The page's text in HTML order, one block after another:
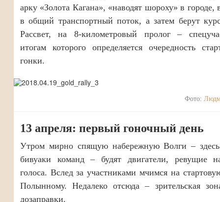
арку «Золота Кагана», «наводят шороху» в городе,
в общий транспортный поток, а затем берут
Рассвет, на 8-километровый пролог –
итогам которого определяется очередность
гонки.
Фото:
13 апреля: первый гоночный день
Утром мирно спящую набережную Волги –
бивуаки команд – будят двигатели, ревущие
голоса. Вслед за участниками мчимся на
Полынному. Недалеко отсюда – зрительская
дозаправки.